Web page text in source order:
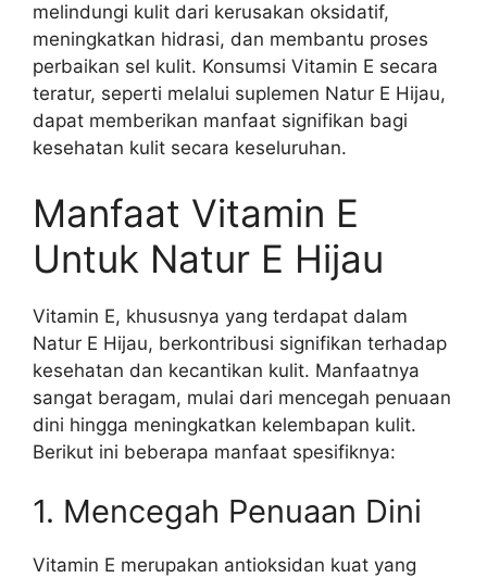
melindungi kulit dari kerusakan oksidatif,
meningkatkan hidrasi, dan membantu proses
perbaikan sel kulit. Konsumsi Vitamin E secara
teratur, seperti melalui suplemen Natur E Hijau,
dapat memberikan manfaat signifikan bagi
kesehatan kulit secara keseluruhan.
Manfaat Vitamin E
Untuk Natur E Hijau
Vitamin E, khususnya yang terdapat dalam
Natur E Hijau, berkontribusi signifikan terhadap
kesehatan dan kecantikan kulit. Manfaatnya
sangat beragam, mulai dari mencegah penuaan
dini hingga meningkatkan kelembapan kulit.
Berikut ini beberapa manfaat spesifiknya:
1. Mencegah Penuaan Dini
Vitamin E merupakan antioksidan kuat yang